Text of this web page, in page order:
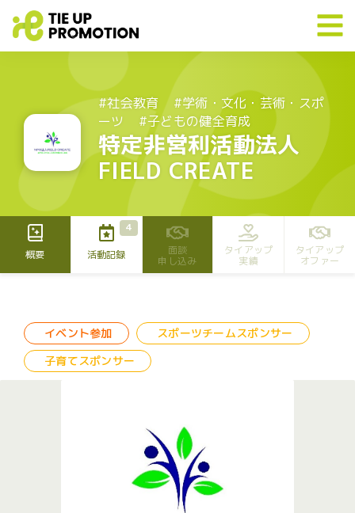
#社会教育
#学術・文化・芸術・スポ
ーツ
#子どもの健全育成
特定非営利活動法人
FIELD CREATE
概要
4
活動記録
面談
申し込み
タイアップ
実績
タイアップ
オファー
イベント参加
スポーツチームスポンサー
子育てスポンサー